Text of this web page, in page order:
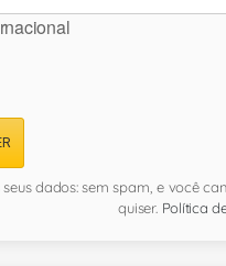
seus dados: sem spam, e você
quiser. Política